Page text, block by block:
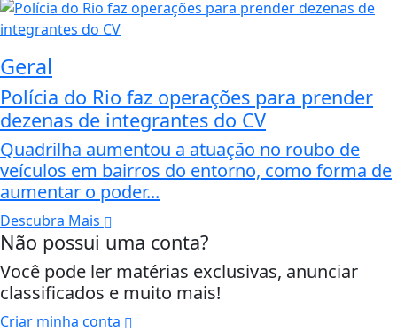
Geral
Polícia do Rio faz operações para prender
dezenas de integrantes do CV
Quadrilha aumentou a atuação no roubo de
veículos em bairros do entorno, como forma de
aumentar o poder...
Descubra Mais
Não possui uma conta?
Você pode ler matérias exclusivas, anunciar
classificados e muito mais!
Criar minha conta